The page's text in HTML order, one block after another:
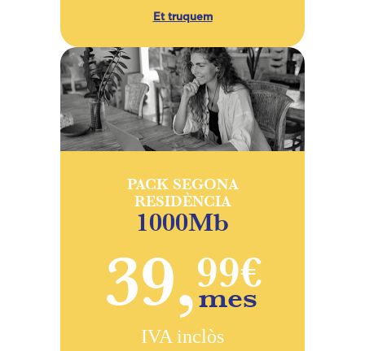
Et truquem
PACK SEGONA
RESIDÈNCIA
1000Mb
39,99€
mes
IVA inclòs